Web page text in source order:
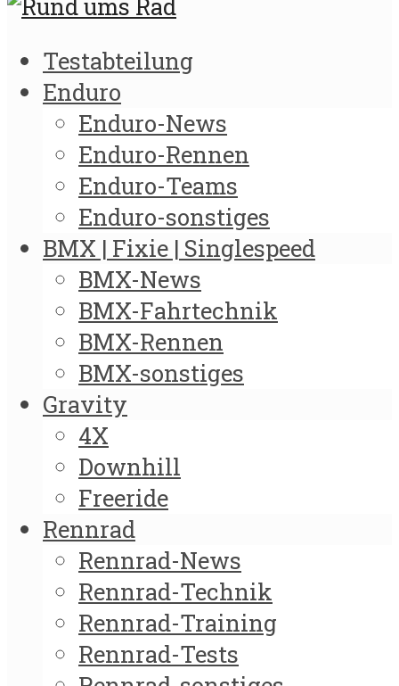
Testabteilung
Enduro
Enduro-News
Enduro-Rennen
Enduro-Teams
Enduro-sonstiges
BMX | Fixie | Singlespeed
BMX-News
BMX-Fahrtechnik
BMX-Rennen
BMX-sonstiges
Gravity
4X
Downhill
Freeride
Rennrad
Rennrad-News
Rennrad-Technik
Rennrad-Training
Rennrad-Tests